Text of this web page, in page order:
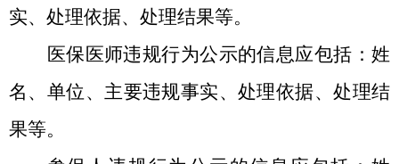
实、处理依据、处理结果等。
医保医师违规行为公示的信息应包括：姓
名、单位、主要违规事实、处理依据、处理结
果等。